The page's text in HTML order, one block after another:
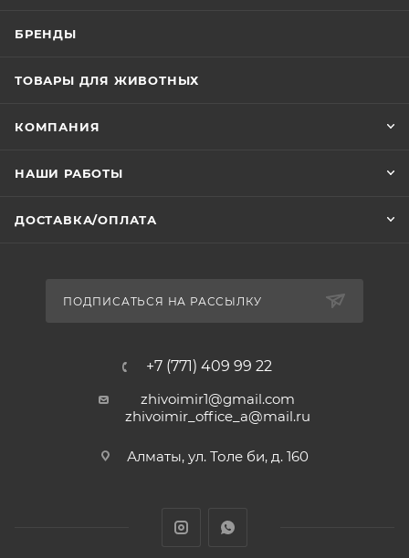
БРЕНДЫ
ТОВАРЫ ДЛЯ ЖИВОТНЫХ
КОМПАНИЯ
НАШИ РАБОТЫ
ДОСТАВКА/ОПЛАТА
ПОДПИСАТЬСЯ НА РАССЫЛКУ
+7 (771) 409 99 22
zhivoimir1@gmail.com
zhivoimir_office_a@mail.ru
Алматы, ул. Толе би, д. 160